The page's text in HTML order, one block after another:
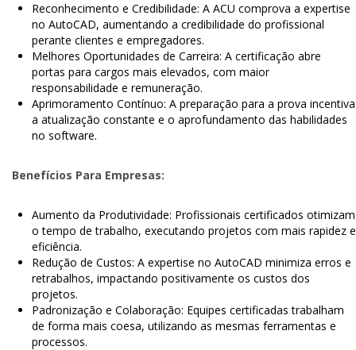
Reconhecimento e Credibilidade: A ACU comprova a expertise
no AutoCAD, aumentando a credibilidade do profissional
perante clientes e empregadores.
Melhores Oportunidades de Carreira: A certificação abre
portas para cargos mais elevados, com maior
responsabilidade e remuneração.
Aprimoramento Contínuo: A preparação para a prova incentiva
a atualização constante e o aprofundamento das habilidades
no software.
Benefícios Para Empresas:
Aumento da Produtividade: Profissionais certificados otimizam
o tempo de trabalho, executando projetos com mais rapidez e
eficiência.
Redução de Custos: A expertise no AutoCAD minimiza erros e
retrabalhos, impactando positivamente os custos dos
projetos.
Padronização e Colaboração: Equipes certificadas trabalham
de forma mais coesa, utilizando as mesmas ferramentas e
processos.